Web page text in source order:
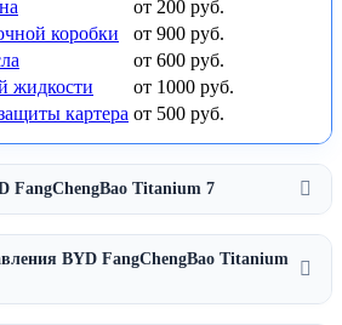
от 200 руб.
коробки
от 900 руб.
от 600 руб.
жидкости
от 1000 руб.
картера от 500 руб.
FangChengBao Titanium 7
BYD FangChengBao Titanium